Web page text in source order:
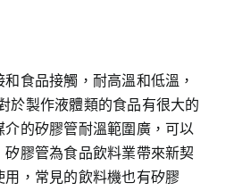
食品接觸，耐高溫和低溫，
製作液體類的食品有很大的
的矽膠管耐溫範圍廣，可以
膠管為食品飲料業帶來新契
，常見的飲料機也有矽膠